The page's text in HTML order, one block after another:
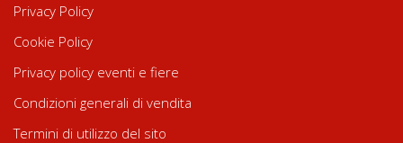
Privacy Policy
Cookie Policy
Privacy policy eventi e fiere
Condizioni generali di vendita
Termini di utilizzo del sito